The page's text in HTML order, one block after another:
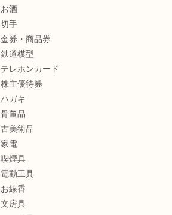
お酒
切手
金券・商品券
鉄道模型
テレホンカード
株主優待券
ハガキ
骨董品
古美術品
家電
喫煙具
電動工具
お線香
文房具